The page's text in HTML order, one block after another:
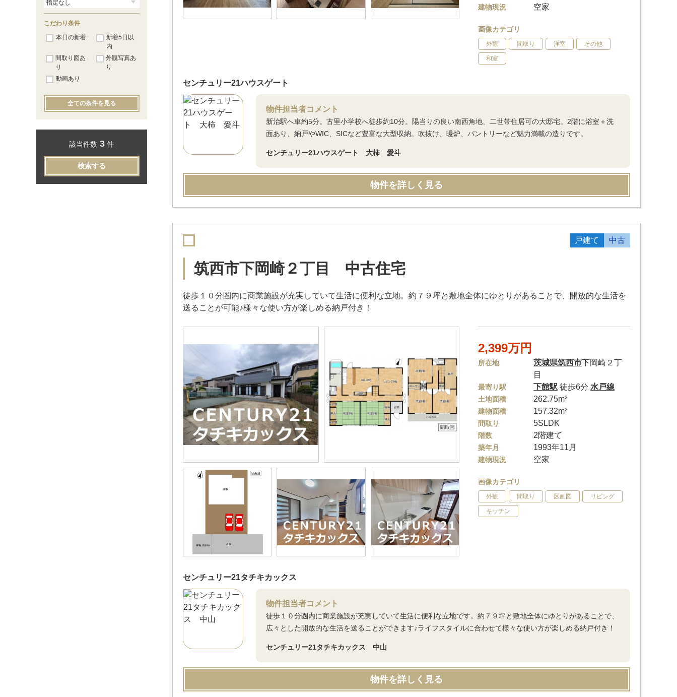
建物現況 空家
画像カテゴリ
外観 間取り 洋室 その他
和室
センチュリー21ハウスゲート
物件担当者コメント
新治駅へ車約5分。古里小学校へ徒歩約10分。陽当りの良い南西角地、二世帯住居可の大邸宅。2階に浴室＋洗
面あり、納戸やWIC、SICなど豊富な大型収納。吹抜け、暖炉、パントリーなど魅力満載の造りです。
センチュリー21ハウスゲート 大柿 愛斗
物件を詳しく見る
戸建て 中古
筑西市下岡崎２丁目 中古住宅
徒歩１０分圏内に商業施設が充実していて生活に便利な立地。約７９坪と敷地全体にゆとりがあることで、開放的な生活を
送ることが可能♪様々な使い方が楽しめる納戸付き！
2,399万円
所在地 茨城県筑西市下岡崎２丁
目
最寄り駅 下館駅 徒歩6分 水戸線
土地面積 262.75m²
建物面積 157.32m²
間取り 5SLDK
階数 2階建て
築年月 1993年11月
建物現況 空家
画像カテゴリ
外観 間取り 区画図 リビング
キッチン
センチュリー21タチキカックス
物件担当者コメント
徒歩１０分圏内に商業施設が充実していて生活に便利な立地です。約７９坪と敷地全体にゆとりがあることで、
広々とした開放的な生活を送ることができます♪ライフスタイルに合わせて様々な使い方が楽しめる納戸付き！
センチュリー21タチキカックス 中山
物件を詳しく見る
こだわり条件
本日の新着
新着5日以
内
間取り図あ
り
外観写真あ
り
動画あり
全ての条件を見る
該当件数 3 件
検索する